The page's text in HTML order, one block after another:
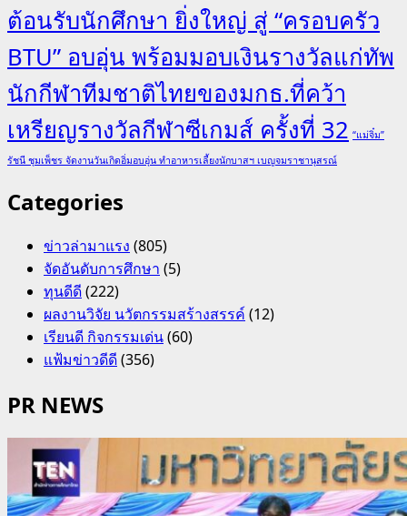
ต้อนรับนักศึกษา ยิ่งใหญ่ สู่ “ครอบครัว
BTU” อบอุ่น พร้อมมอบเงินรางวัลแก่ทัพ
นักกีฬาทีมชาติไทยของมกธ.ที่คว้า
เหรียญรางวัลกีฬาซีเกมส์ ครั้งที่ 32 “แม่จิ๋ม”
รัชนี ชุมเพ็ชร จัดงานวันเกิดอิ่มอบอุ่น ทำอาหารเลี้ยงนักบาสฯ เบญจมราชานุสรณ์
Categories
ข่าวล่ามาแรง (805)
จัดอันดับการศึกษา (5)
ทุนดีดี(222)
ผลงานวิจัย นวัตกรรมสร้างสรรค์ (12)
เรียนดี กิจกรรมเด่น(60)
แฟ้มข่าวดีดี(356)
PR NEWS